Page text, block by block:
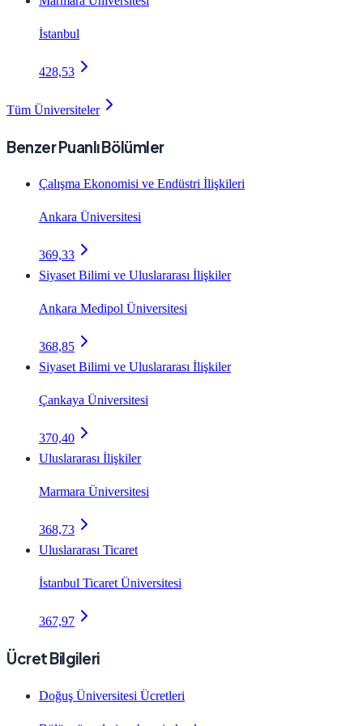
İstanbul
428,53
Tüm Üniversiteler
Benzer Puanlı Bölümler
Çalışma Ekonomisi ve Endüstri İlişkileri
Ankara Üniversitesi
369,33
Siyaset Bilimi ve Uluslararası İlişkiler
Ankara Medipol Üniversitesi
368,85
Siyaset Bilimi ve Uluslararası İlişkiler
Çankaya Üniversitesi
370,40
Uluslararası İlişkiler
Marmara Üniversitesi
368,73
Uluslararası Ticaret
İstanbul Ticaret Üniversitesi
367,97
Ücret Bilgileri
Doğuş Üniversitesi Ücretleri